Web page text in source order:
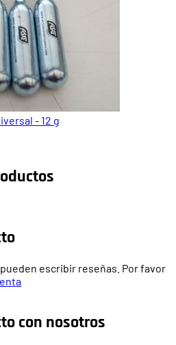
- 12 g
escribir reseñas. Por favor
con nosotros